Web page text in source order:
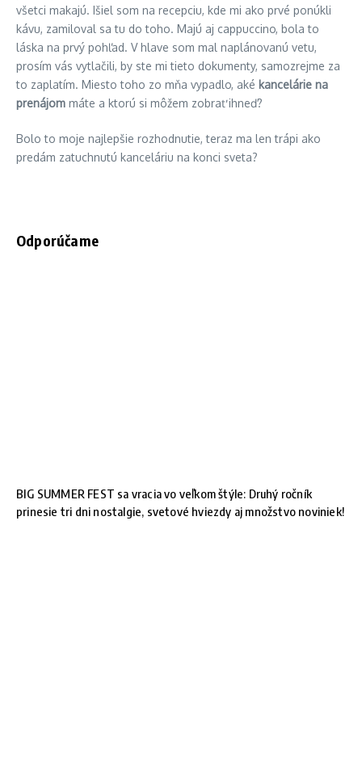
všetci makajú. Išiel som na recepciu, kde mi ako prvé ponúkli
kávu, zamiloval sa tu do toho. Majú aj cappuccino, bola to
láska na prvý pohľad. V hlave som mal naplánovanú vetu,
prosím vás vytlačili, by ste mi tieto dokumenty, samozrejme za
to zaplatím. Miesto toho zo mňa vypadlo, aké kancelárie na
prenájom máte a ktorú si môžem zobrať ihneď?
Bolo to moje najlepšie rozhodnutie, teraz ma len trápi ako
predám zatuchnutú kanceláriu na konci sveta?
Odporúčame
BIG SUMMER FEST sa vracia vo veľkom štýle: Druhý ročník
prinesie tri dni nostalgie, svetové hviezdy aj množstvo noviniek!